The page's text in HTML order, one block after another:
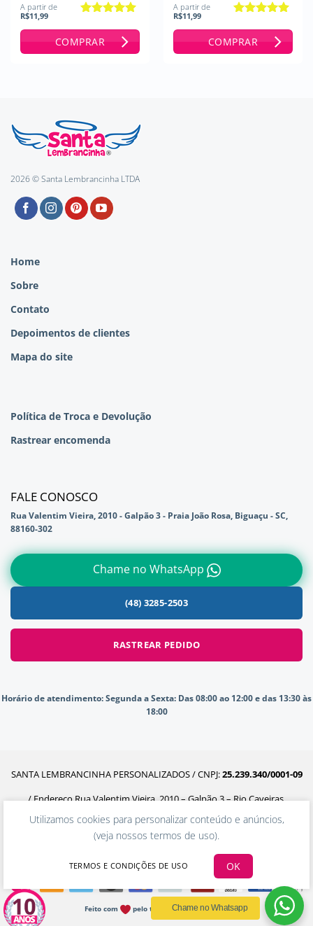
A partir de
R$11,99
COMPRAR
A partir de
R$11,99
COMPRAR
2026 © Santa Lembrancinha LTDA
Home
Sobre
Contato
Depoimentos de clientes
Mapa do site
Política de Troca e Devolução
Rastrear encomenda
FALE CONOSCO
Rua Valentim Vieira, 2010 - Galpão 3 - Praia João Rosa, Biguaçu - SC,
88160-302
Chame no WhatsApp
(48) 3285-2503
RASTREAR PEDIDO
Horário de atendimento:Segunda a Sexta: Das 08:00 ao 12:00 e das 13:30 às
18:00
Chame no Whatsapp
SANTA LEMBRANCINHA PERSONALIZADOS / CNPJ:25.239.340/0001-09
/ Endereço Rua Valentim Vieira, 2010 – Galpão 3 – Rio Caveiras,
Biguaçu – SC, 88160-302
Feito com pelo time da Ecommerceria
Utilizamos cookies para personalizar conteúdo e anúncios,
(veja nossos termos de uso).
TERMOS E CONDIÇÕES DE USO OK